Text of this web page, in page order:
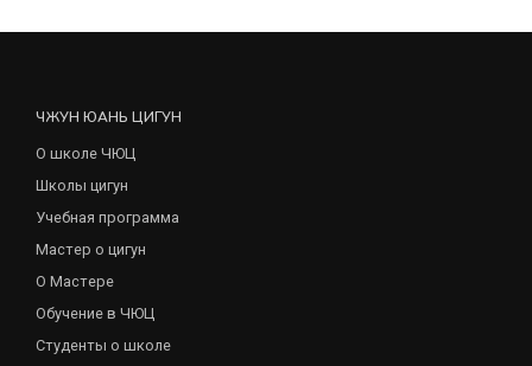
ЧЖУН ЮАНЬ ЦИГУН
О школе ЧЮЦ
Школы цигун
Учебная программа
Мастер о цигун
О Мастере
Обучение в ЧЮЦ
Студенты о школе